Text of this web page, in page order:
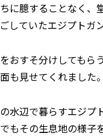
に臆することなく、
していたエジプトガン
おすそ分けしてもら
も見せてくれました。
水辺で暮らすエジプ
もその生息地の様子